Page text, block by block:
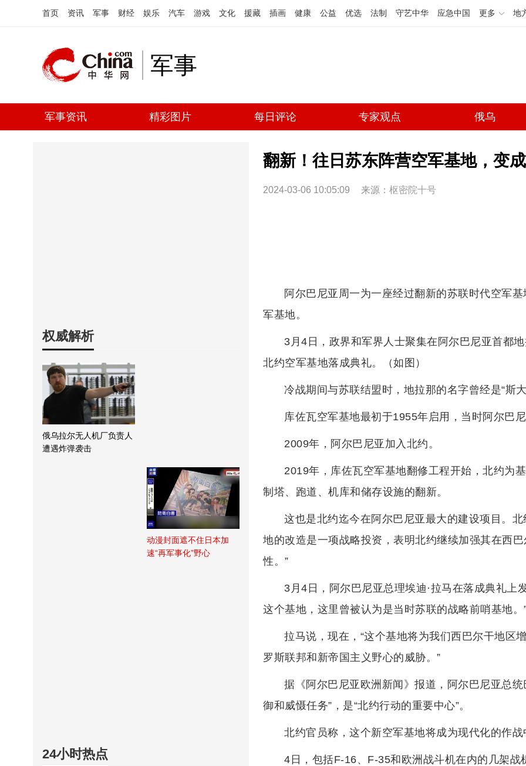
首页 资讯 军事 财经 娱乐 汽车 游戏 文化 援藏 插画 健康 公益 优选 法制 守艺中华 应急中国 更多 地
军事
军事资讯 精彩图片 每日评论 专家观点 俄乌
权威解析
俄乌拉尔无人机厂负责人
遭遇炸弹袭击
动漫封面遮不住日本加
速“再军事化”野心
24小时热点
翻新！往日苏东阵营空军基地，变
2024-03-06 10:05:09 来源： 枢密院十号
阿尔巴尼亚周一为一座经过翻新的苏联时代空军
军基地。
3月4日，政界和军界人士聚集在阿尔巴尼亚首都
北约空军基地落成典礼。（如图）
冷战期间与苏联结盟时，地拉那的名字曾经是“斯大
库佐瓦空军基地最初于1955年启用，当时阿尔巴
2009年，阿尔巴尼亚加入北约。
2019年，库佐瓦空军基地翻修工程开始，北约为
制塔、跑道、机库和储存设施的翻新。
这也是北约迄今在阿尔巴尼亚最大的建设项目。
地的改造是一项战略投资，表明北约继续加强其在西
性。”
3月4日，阿尔巴尼亚总理埃迪·拉马在落成典礼上
这个基地，这里曾被认为是当时苏联的战略前哨基地。
拉马说，现在，“这个基地将为我们西巴尔干地区
罗斯联邦和新帝国主义野心的威胁。”
据《阿尔巴尼亚欧洲新闻》报道，阿尔巴尼亚总
御和威慑任务”，是“北约行动的重要中心”。
北约官员称，这个新空军基地将成为现代化的作
4日，包括F-16、F-35和欧洲战斗机在内的几架